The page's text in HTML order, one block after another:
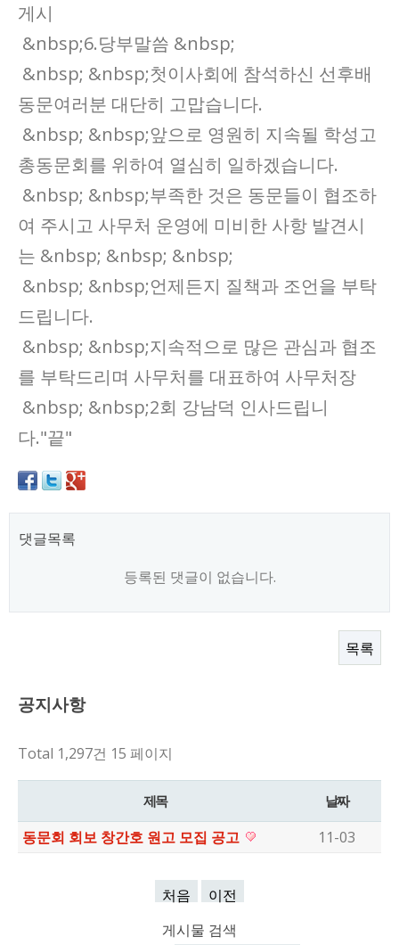
게시
&nbsp;6.당부말씀 &nbsp;
&nbsp; &nbsp;첫이사회에 참석하신 선후배
동문여러분 대단히 고맙습니다.
&nbsp; &nbsp;앞으로 영원히 지속될 학성고
총동문회를 위하여 열심히 일하겠습니다.
&nbsp; &nbsp;부족한 것은 동문들이 협조하
여 주시고 사무처 운영에 미비한 사항 발견시
는 &nbsp; &nbsp; &nbsp;
&nbsp; &nbsp;언제든지 질책과 조언을 부탁
드립니다.
&nbsp; &nbsp;지속적으로 많은 관심과 협조
를 부탁드리며 사무처를 대표하여 사무처장
&nbsp; &nbsp;2회 강남덕 인사드립니
다."끝"
댓글목록
등록된 댓글이 없습니다.
목록
공지사항
Total 1,297건 15 페이지
제목 날짜
동문회 회보 창간호 원고 모집 공고 11-03
처음
이전
게시물 검색